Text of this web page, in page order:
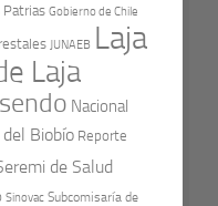
Patrias Gobierno de Chile
JUNAEB Laja
Laja
Nacional
Biobío Reporte
de Salud
Sinovac Subcomisaría de